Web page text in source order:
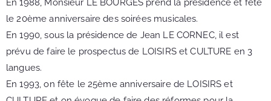
En 1988, Monsieur LE BOURGES prend la présidence et fête
le 20ème anniversaire des soirées musicales.
En 1990, sous la présidence de Jean LE CORNEC, il est
prévu de faire le prospectus de LOISIRS et CULTURE en 3
langues.
En 1993, on fête le 25ème anniversaire de LOISIRS et